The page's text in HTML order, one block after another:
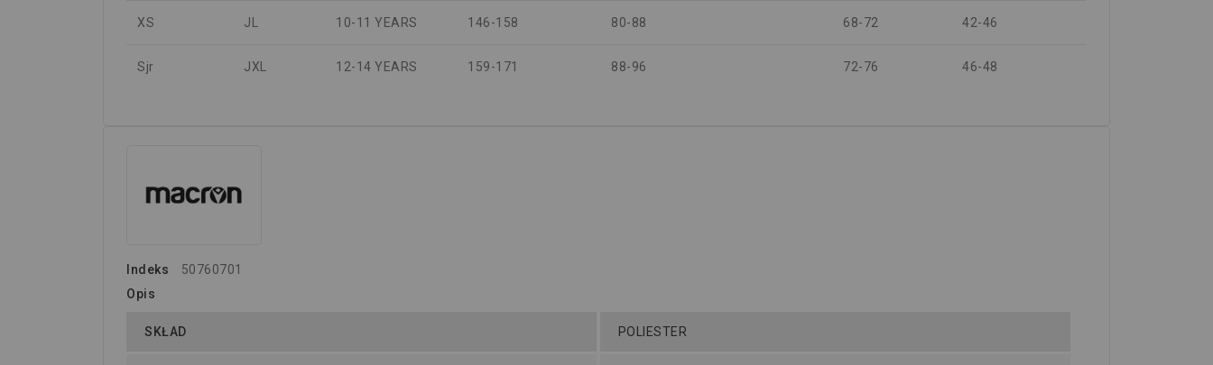
XS JL 10-11 YEARS 146-158 80-88 68-72 42-46
Sjr JXL 12-14 YEARS 159-171 88-96 72-76 46-48
Indeks
50760701
Opis
SKŁAD POLIESTER